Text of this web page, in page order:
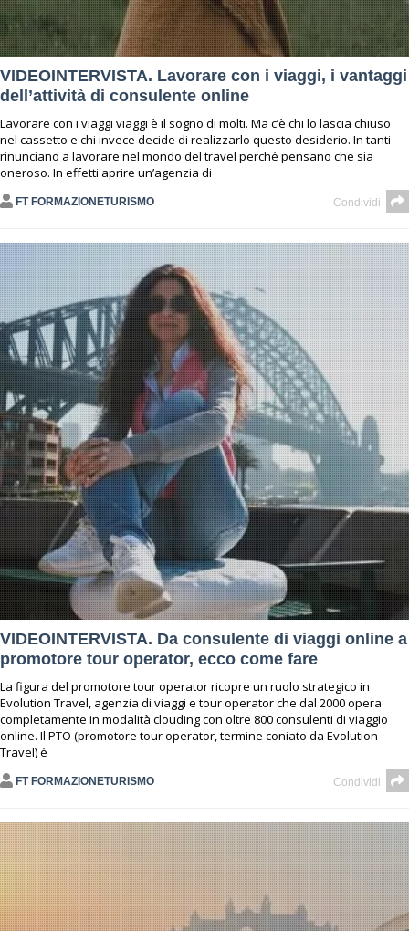
VIDEOINTERVISTA. Lavorare con i viaggi, i vantaggi
dell’attività di consulente online
Lavorare con i viaggi viaggi è il sogno di molti. Ma c’è chi lo lascia chiuso
nel cassetto e chi invece decide di realizzarlo questo desiderio. In tanti
rinunciano a lavorare nel mondo del travel perché pensano che sia
oneroso. In effetti aprire un’agenzia di
FT FORMAZIONETURISMO Condividi
VIDEOINTERVISTA. Da consulente di viaggi online a
promotore tour operator, ecco come fare
La figura del promotore tour operator ricopre un ruolo strategico in
Evolution Travel, agenzia di viaggi e tour operator che dal 2000 opera
completamente in modalità clouding con oltre 800 consulenti di viaggio
online. Il PTO (promotore tour operator, termine coniato da Evolution
Travel) è
FT FORMAZIONETURISMO Condividi